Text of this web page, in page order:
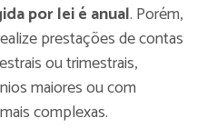
por lei é anual. Porém,
prestações de contas
ou trimestrais,
maiores ou com
complexas.